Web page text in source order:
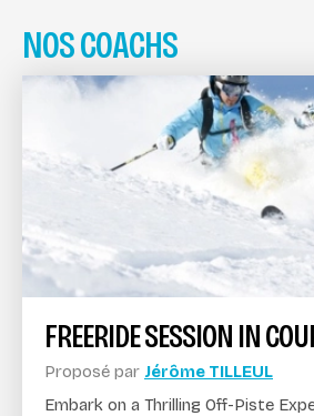
NOS COACHS
FREERIDE SESSION IN
Proposé par Jérôme TILLEUL
Embark on a Thrilling Off-Piste